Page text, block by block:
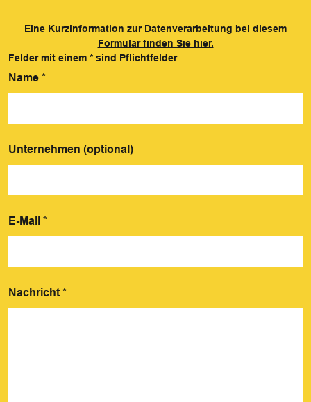
Eine Kurzinformation zur Datenverarbeitung bei diesem
Formular finden Sie hier.
Felder mit einem * sind Pflichtfelder
Name *
Unternehmen (optional)
E-Mail *
Nachricht *